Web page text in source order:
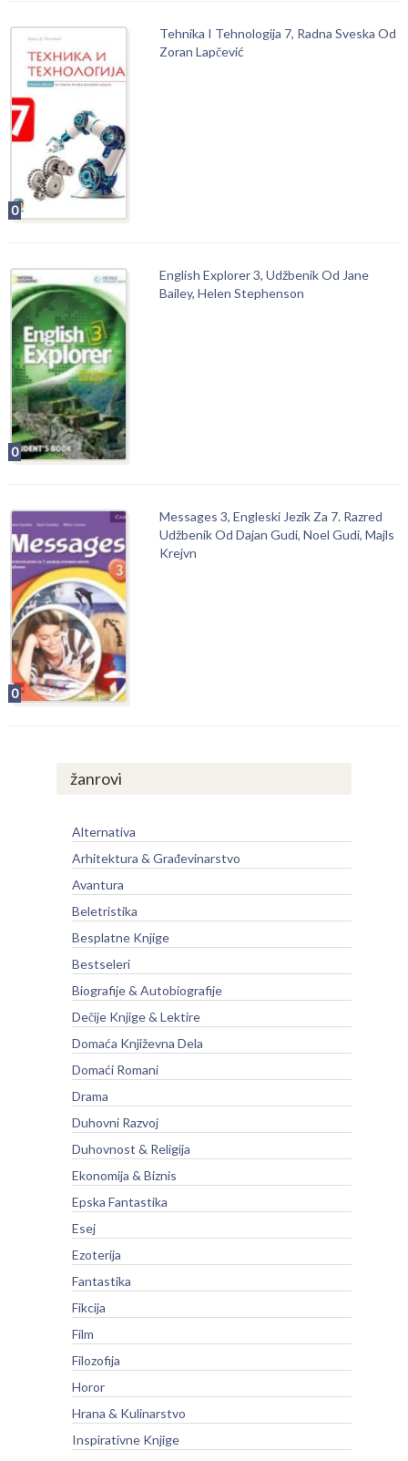
0
Tehnika I Tehnologija 7, Radna Sveska Od
Zoran Lapčević
0
English Explorer 3, Udžbenik Od Jane
Bailey, Helen Stephenson
0
Messages 3, Engleski Jezik Za 7. Razred
Udžbenik Od Dajan Gudi, Noel Gudi, Majls
Krejvn
žanrovi
Alternativa
Arhitektura & Građevinarstvo
Avantura
Beletristika
Besplatne Knjige
Bestseleri
Biografije & Autobiografije
Dečije Knjige & Lektire
Domaća Književna Dela
Domaći Romani
Drama
Duhovni Razvoj
Duhovnost & Religija
Ekonomija & Biznis
Epska Fantastika
Esej
Ezoterija
Fantastika
Fikcija
Film
Filozofija
Horor
Hrana & Kulinarstvo
Inspirativne Knjige